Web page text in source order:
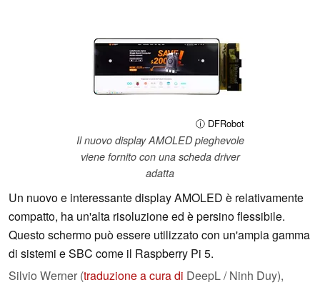
ⓘ DFRobot
Il nuovo display AMOLED pieghevole
viene fornito con una scheda driver
adatta
Un nuovo e interessante display AMOLED è relativamente
compatto, ha un'alta risoluzione ed è persino flessibile.
Questo schermo può essere utilizzato con un'ampia gamma
di sistemi e SBC come il Raspberry Pi 5.
Silvio Werner (traduzione a cura di DeepL / Ninh Duy),